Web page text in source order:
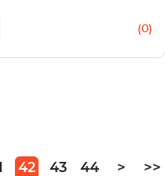
(0)
42 43 44 > >>